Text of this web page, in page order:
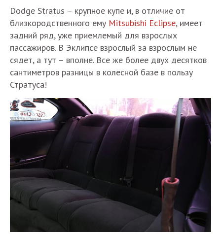
Dodge Stratus – крупное купе и, в отличие от
близкородственного ему Mitsubishi Eclipse, имеет
задний ряд, уже приемлемый для взрослых
пассажиров. В Эклипсе взрослый за взрослым не
сядет, а тут – вполне. Все же более двух десятков
сантиметров разницы в колесной базе в пользу
Стратуса!